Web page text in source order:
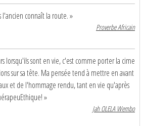
connaît la route. »
Proverbe Africain
lorsqu'ils sont en vie, c'est comme porter la cime
sur sa tête. Ma pensée tend à mettre en avant
et de l'hommage rendu, tant en vie qu'après
»
Jah OLELA Wembo